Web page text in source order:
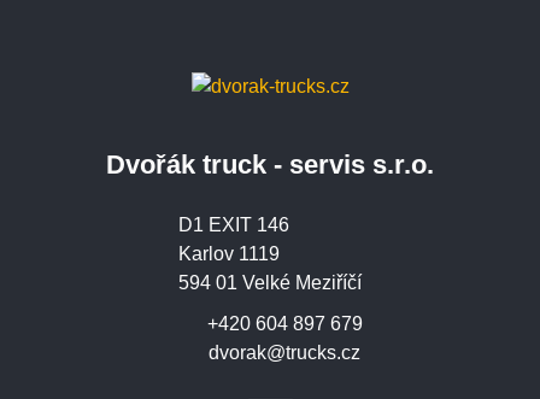
Dvořák truck - servis s.r.o.
dvorak@trucks.cz
+420 604 897 679
D1 EXIT 146
Karlov 1119
594 01 Velké Meziříčí